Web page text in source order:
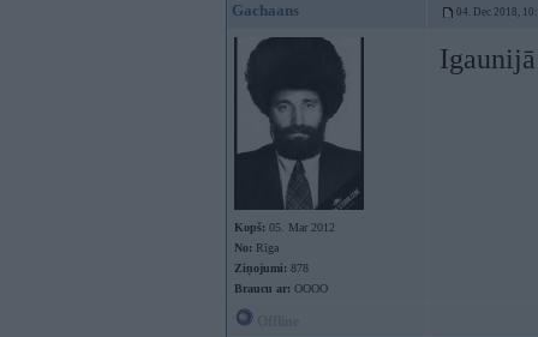
Gachaans 04. Dec 2018,
Kopš: 05. Mar 2012
No: Rīga
Ziņojumi: 878
Braucu ar: OOOO